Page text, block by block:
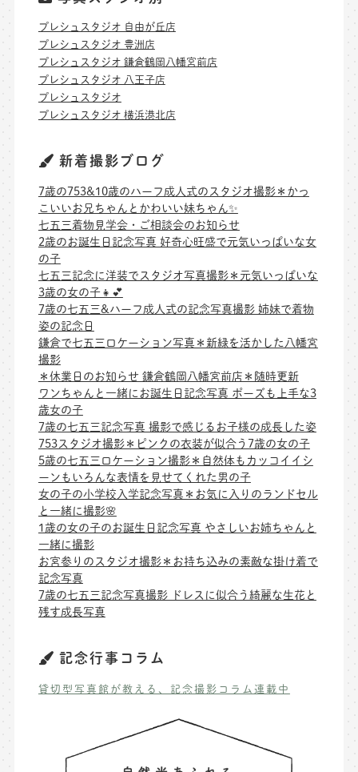
プレシュスタジオ 自由が丘店
プレシュスタジオ 豊洲店
プレシュスタジオ 鎌倉鶴岡八幡宮前店
プレシュスタジオ 八王子店
プレシュスタジオ
プレシュスタジオ 横浜港北店
新着撮影ブログ
7歳の753&10歳のハーフ成人式のスタジオ撮影＊かっ
こいいお兄ちゃんとかわいい妹ちゃん✨
七五三着物見学会・ご相談会のお知らせ
2歳のお誕生日記念写真 好奇心旺盛で元気いっぱいな女
の子
七五三記念に洋装でスタジオ写真撮影＊元気いっぱいな
3歳の女の子👧💕
7歳の七五三&ハーフ成人式の記念写真撮影 姉妹で着物
姿の記念日
鎌倉で七五三ロケーション写真＊新緑を活かした八幡宮
撮影
＊休業日のお知らせ 鎌倉鶴岡八幡宮前店＊随時更新
ワンちゃんと一緒にお誕生日記念写真 ポーズも上手な3
歳女の子
7歳の七五三記念写真 撮影で感じるお子様の成長した姿
753スタジオ撮影＊ピンクの衣装が似合う7歳の女の子
5歳の七五三ロケーション撮影＊自然体もカッコイイシ
ーンもいろんな表情を見せてくれた男の子
女の子の小学校入学記念写真＊お気に入りのランドセル
と一緒に撮影🌸
1歳の女の子のお誕生日記念写真 やさしいお姉ちゃんと
一緒に撮影
お宮参りのスタジオ撮影＊お持ち込みの素敵な掛け着で
記念写真
7歳の七五三記念写真撮影 ドレスに似合う綺麗な生花と
残す成長写真
記念行事コラム
貸切型写真館が教える、記念撮影コラム連載中